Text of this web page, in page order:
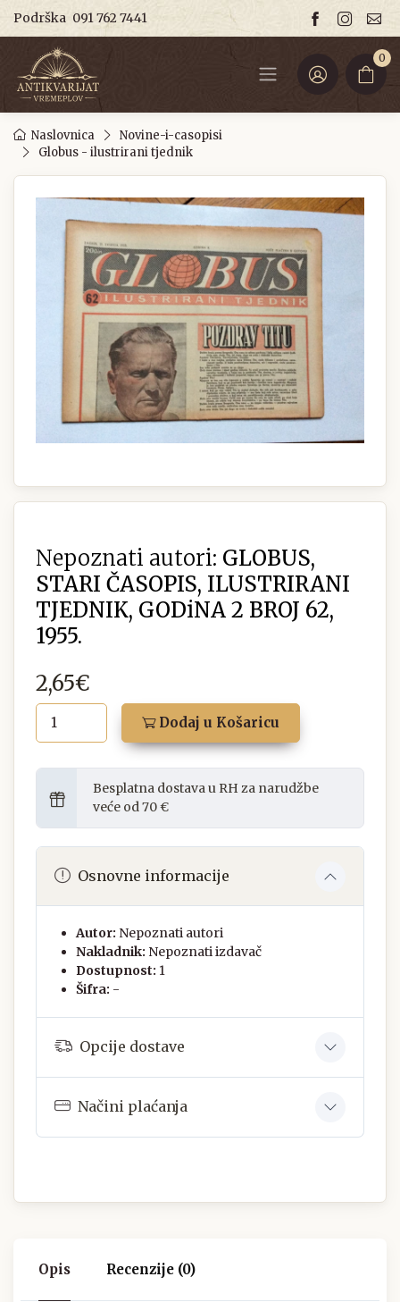
Podrška 091 762 7441
0
Naslovnica
Novine-i-casopisi
Globus - ilustrirani tjednik
Nepoznati autori: GLOBUS,
STARI ČASOPIS, ILUSTRIRANI
TJEDNIK, GODiNA 2 BROJ 62,
1955.
2,65€
Dodaj u Košaricu
Besplatna dostava u RH za narudžbe
veće od 70 €
Osnovne informacije
Autor: Nepoznati autori
Nakladnik: Nepoznati izdavač
Dostupnost: 1
Šifra: -
Opcije dostave
Načini plaćanja
Opis Recenzije (0)